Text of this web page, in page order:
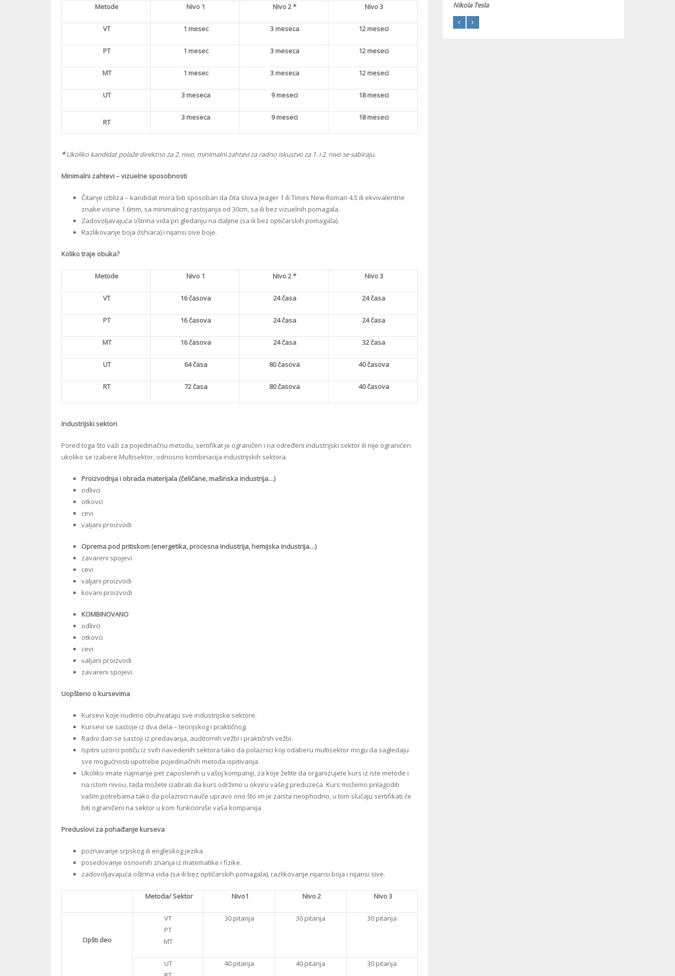
Metode Nivo 1 Nivo 2 * Nivo 3
VT 1 mesec 3 meseca 12 meseci
PT 1 mesec 3 meseca 12 meseci
MT 1 mesec 3 meseca 12 meseci
UT 3 meseca 9 meseci 18 meseci
RT
3 meseca 9 meseci 18 meseci
*Ukoliko kandidat polaže direktno za 2. nivo, minimalni zahtevi za radno iskustvo za 1. i 2. nivo se sabiraju.
Minimalni zahtevi – vizuelne sposobnosti
Čitanje izbliza – kandidat mora biti sposoban da čita slova Jeager 1 ili Times New Roman 4.5 ili ekvivalentne
znake visine 1.6mm, sa minimalnog rastojanja od 30cm, sa ili bez vizuelnih pomagala.
Zadovoljavajuća oštrina vida pri gledanju na daljine (sa ili bez optičarskih pomagala).
Razlikovanje boja (Ishiara) i nijansi sive boje.
Koliko traje obuka?
Metode Nivo 1 Nivo 2 * Nivo 3
VT 16 časova 24 časa 24 časa
PT 16 časova 24 časa 24 časa
MT 16 časova 24 časa 32 časa
UT 64 časa 80 časova 40 časova
RT 72 časa 80 časova 40 časova
Industrijski sektori
Pored toga što važi za pojedinačnu metodu, sertifikat je ograničen i na određeni industrijski sektor ili nije ograničen
ukoliko se izabere Multisektor, odnosno kombinacija industrijskih sektora.
Proizvodnja i obrada materijala (čeličane, mašinska industrija…)
odlivci
otkovci
cevi
valjani proizvodi
Oprema pod pritiskom (energetika, procesna industrija, hemijska industrija…)
zavareni spojevi
cevi
valjani proizvodi
kovani proizvodi
KOMBINOVANO
odlivci
otkovci
cevi
valjani proizvodi
zavareni spojevi.
Uopšteno o kursevima
Kursevi koje nudimo obuhvataju sve industrijske sektore.
Kursevi se sastoje iz dva dela – teorijskog i praktičnog.
Radni dan se sastoji iz predavanja, auditornih vežbi i praktičnih vežbi.
Ispitni uzorci potiču iz svih navedenih sektora tako da polaznici koji odaberu multisektor mogu da sagledaju
sve mogućnosti upotrebe pojedinačnih metoda ispitivanja.
Ukoliko imate najmanje pet zaposlenih u vašoj kompaniji, za koje želite da organizujete kurs iz iste metode i
na istom nivou, tada možete izabrati da kurs održimo u okviru vašeg preduzeća. Kurs možemo prilagoditi
vašim potrebama tako da polaznici nauče upravo ono što im je zaista neophodno, u tom slučaju sertifikati će
biti ograničeni na sektor u kom funkcioniše vaša kompanija.
Preduslovi za pohađanje kurseva
poznavanje srpskog ili engleskog jezika.
posedovanje osnovnih znanja iz matematike i fizike.
zadovoljavajuća oštrina vida (sa ili bez optičarskih pomagala), razlikovanje nijansi boja i nijansi sive.
Metoda/ Sektor Nivo1 Nivo 2 Nivo 3
Opšti deo
VT
PT
MT
30 pitanja 30 pitanja 30 pitanja
UT
40 pitanja 40 pitanja 30 pitanja
Nikola Tesla